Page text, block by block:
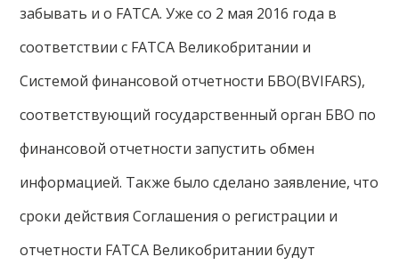
забывать и о FATCA. Уже со 2 мая 2016 года в
соответствии с FATCA Великобритании и
Системой финансовой отчетности БВО(BVIFARS),
соответствующий государственный орган БВО по
финансовой отчетности запустить обмен
информацией. Также было сделано заявление, что
сроки действия Соглашения о регистрации и
отчетности FATCA Великобритании будут